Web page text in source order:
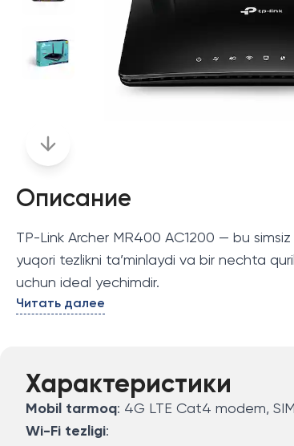
Описание
TP-Link Archer MR400 AC1200 — bu
yuqori tezlikni ta’minlaydi va bir nechta
uchun ideal yechimdir.
Читать далее
Характеристики
Mobil tarmoq: 4G LTE Cat4 modem,
Wi-Fi tezligi: